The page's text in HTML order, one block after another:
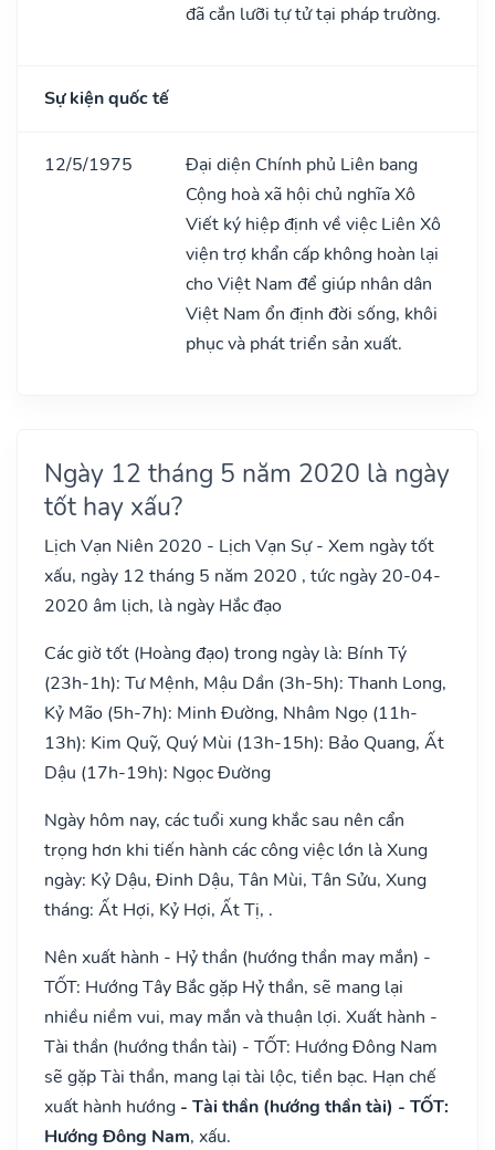
đã cắn lưỡi tự tử tại pháp trường.
Sự kiện quốc tế
12/5/1975
Đại diện Chính phủ Liên bang
Cộng hoà xã hội chủ nghĩa Xô
Viết ký hiệp định về việc Liên Xô
viện trợ khẩn cấp không hoàn lại
cho Việt Nam để giúp nhân dân
Việt Nam ổn định đời sống, khôi
phục và phát triển sản xuất.
Ngày 12 tháng 5 năm 2020 là ngày
tốt hay xấu?
Lịch Vạn Niên 2020 - Lịch Vạn Sự - Xem ngày tốt
xấu, ngày 12 tháng 5 năm 2020 , tức ngày 20-04-
2020 âm lịch, là ngày Hắc đạo
Các giờ tốt (Hoàng đạo) trong ngày là: Bính Tý
(23h-1h): Tư Mệnh, Mậu Dần (3h-5h): Thanh Long,
Kỷ Mão (5h-7h): Minh Đường, Nhâm Ngọ (11h-
13h): Kim Quỹ, Quý Mùi (13h-15h): Bảo Quang, Ất
Dậu (17h-19h): Ngọc Đường
Ngày hôm nay, các tuổi xung khắc sau nên cẩn
trọng hơn khi tiến hành các công việc lớn là Xung
ngày: Kỷ Dậu, Đinh Dậu, Tân Mùi, Tân Sửu, Xung
tháng: Ất Hợi, Kỷ Hợi, Ất Tị, .
Nên xuất hành - Hỷ thần (hướng thần may mắn) -
TỐT: Hướng Tây Bắc gặp Hỷ thần, sẽ mang lại
nhiều niềm vui, may mắn và thuận lợi. Xuất hành -
Tài thần (hướng thần tài) - TỐT: Hướng Đông Nam
sẽ gặp Tài thần, mang lại tài lộc, tiền bạc. Hạn chế
xuất hành hướng - Tài thần (hướng thần tài) - TỐT:
Hướng Đông Nam, xấu.